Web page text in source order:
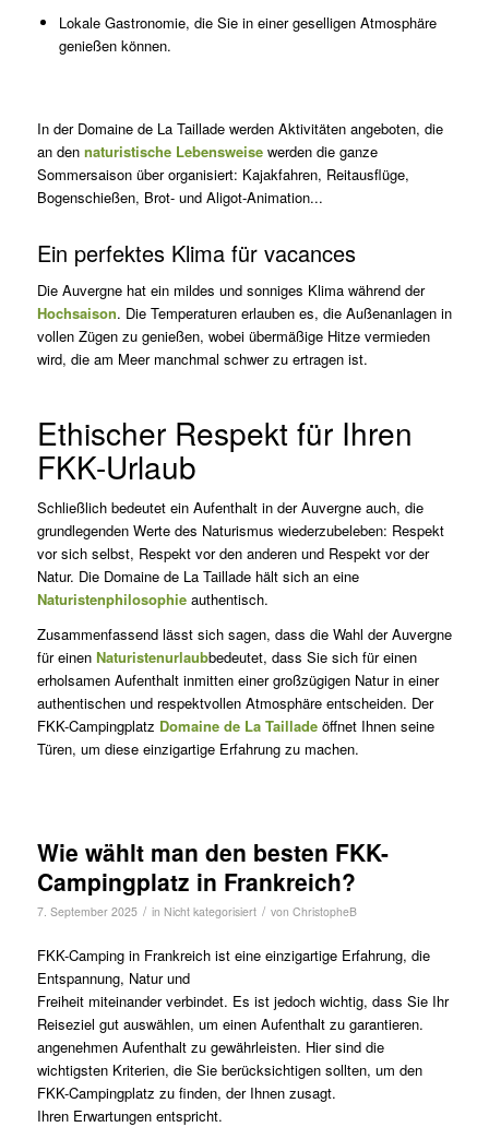
Lokale Gastronomie, die Sie in einer geselligen Atmosphäre
genießen können.
In der Domaine de La Taillade werden Aktivitäten angeboten, die
an den naturistische Lebensweisewerden die ganze
Sommersaison über organisiert: Kajakfahren, Reitausflüge,
Bogenschießen, Brot- und Aligot-Animation...
Ein perfektes Klima für vacances
Die Auvergne hat ein mildes und sonniges Klima während der
Hochsaison. Die Temperaturen erlauben es, die Außenanlagen in
vollen Zügen zu genießen, wobei übermäßige Hitze vermieden
wird, die am Meer manchmal schwer zu ertragen ist.
Ethischer Respekt für Ihren
FKK-Urlaub
Schließlich bedeutet ein Aufenthalt in der Auvergne auch, die
grundlegenden Werte des Naturismus wiederzubeleben: Respekt
vor sich selbst, Respekt vor den anderen und Respekt vor der
Natur. Die Domaine de La Taillade hält sich an eine
Naturistenphilosophieauthentisch.
Zusammenfassend lässt sich sagen, dass die Wahl der Auvergne
für einen Naturistenurlaubbedeutet, dass Sie sich für einen
erholsamen Aufenthalt inmitten einer großzügigen Natur in einer
authentischen und respektvollen Atmosphäre entscheiden. Der
FKK-Campingplatz Domaine de La Tailladeöffnet Ihnen seine
Türen, um diese einzigartige Erfahrung zu machen.
Wie wählt man den besten FKK-
Campingplatz in Frankreich?
7. September 2025 / in Nicht kategorisiert / von ChristopheB
FKK-Camping in Frankreich ist eine einzigartige Erfahrung, die
Entspannung, Natur und
Freiheit miteinander verbindet. Es ist jedoch wichtig, dass Sie Ihr
Reiseziel gut auswählen, um einen Aufenthalt zu garantieren.
angenehmen Aufenthalt zu gewährleisten. Hier sind die
wichtigsten Kriterien, die Sie berücksichtigen sollten, um den
FKK-Campingplatz zu finden, der Ihnen zusagt.
Ihren Erwartungen entspricht.